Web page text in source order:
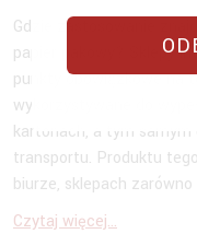
Gdzie zastosowanie
papier pakowy? Sklepy
punkty obowiązkowe na
wykorzystywane do
kartonach, a tym
transportu. Produktu
biurze, sklepach
Czytaj więcej...